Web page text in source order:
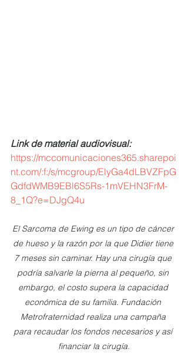
Link de material audiovisual:
https://mccomunicaciones365.sharepoi
nt.com/:f:/s/mcgroup/ElyGa4dLBVZFpG
GdfdWMB9EBl6S5Rs-1mVEHN3FrM-
8_1Q?e=DJgQ4u
El Sarcoma de Ewing es un tipo de cáncer
de hueso y la razón por la que Didier tiene
7 meses sin caminar. Hay una cirugía que
podría salvarle la pierna al pequeño, sin
embargo, el costo supera la capacidad
económica de su familia. Fundación
Metrofraternidad realiza una campaña
para recaudar los fondos necesarios y así
financiar la cirugía.